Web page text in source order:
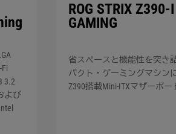
3.2
よび
ROG STRIX Z390-I
GAMING
省スペースと機能性を突き
パクト・ゲーミングマシン
Z390搭載Mini-ITXマザーボー